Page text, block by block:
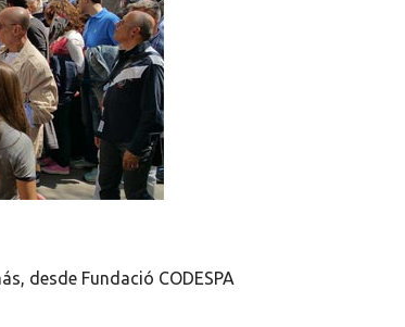
desde Fundació CODESPA